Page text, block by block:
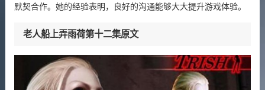
默契合作。她的经验表明，良好的沟通能够大大提升游戏体验。
老人船上弄雨荷第十二集原文